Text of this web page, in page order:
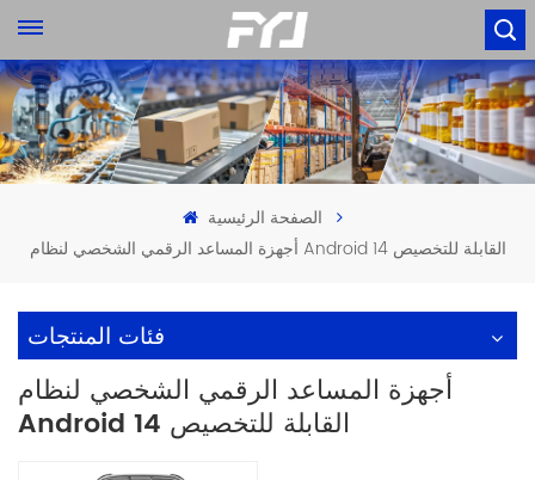
الصفحة الرئيسية
أجهزة المساعد الرقمي الشخصي لنظام Android 14 القابلة للتخصيص
فئات المنتجات
أجهزة المساعد الرقمي الشخصي لنظام
Android 14 القابلة للتخصيص